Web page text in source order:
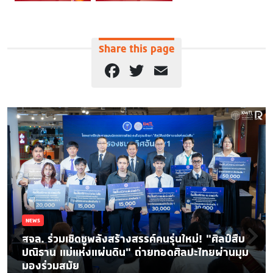
Share this page
Facebook
Twitter
NEWS
สจล. ร่วมเชิดชูพลังสร้างสรรค์คนรุ่นใหม่! “ศิลป์สืบ
ปณิธาน แม่แห่งแผ่นดิน” ถ่ายทอดศิลปะไทยผ่านมุม
มองร่วมสมัย